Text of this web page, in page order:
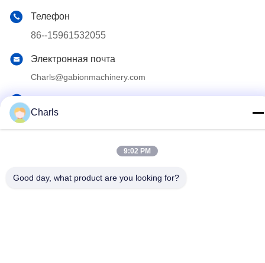
Телефон
86--15961532055
Электронная почта
Charls@gabionmachinery.com
Отсутствие 148, дороги Юнгу, городка Жутанг, города
Джянгин, провинции Цзянсу, Китая
Charls
9:02 PM
Good day, what product are you looking for?